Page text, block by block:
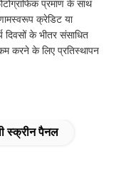
प्रमाण के साथ
क्रेडिट या
दिवसों के भीतर संसाधित
करने के लिए प्रतिस्थापन
स्क्रीन पैनल